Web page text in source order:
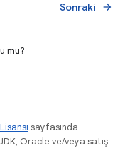
Sonraki arrow_forward
mu?
sayfasında
Oracle ve/veya satış